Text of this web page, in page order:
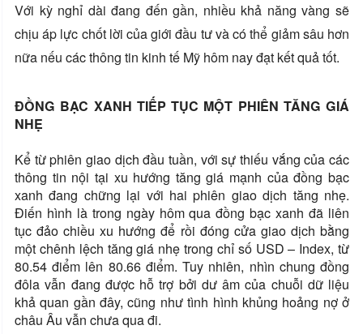
Với kỳ nghỉ dài đang đến gần, nhiều khả năng vàng sẽ
chịu áp lực chốt lời của giới đầu tư và có thể giảm sâu hơn
nữa nếu các thông tin kinh tế Mỹ hôm nay đạt kết quả tốt.
ĐỒNG BẠC XANH TIẾP TỤC MỘT PHIÊN TĂNG GIÁ
NHẸ
Kể từ phiên giao dịch đầu tuần, với sự thiếu vắng của các
thông tin nội tại xu hướng tăng giá mạnh của đồng bạc
xanh đang chững lại với hai phiên giao dịch tăng nhẹ.
Điến hình là trong ngày hôm qua đồng bạc xanh đã liên
tục đảo chiều xu hướng để rồi đóng cửa giao dịch bằng
một chênh lệch tăng giá nhẹ trong chỉ số USD – Index, từ
80.54 điểm lên 80.66 điểm. Tuy nhiên, nhìn chung đồng
đôla vẫn đang được hỗ trợ bởi dư âm của chuỗi dữ liệu
khả quan gần đây, cũng như tình hình khủng hoảng nợ ở
châu Âu vẫn chưa qua đi.